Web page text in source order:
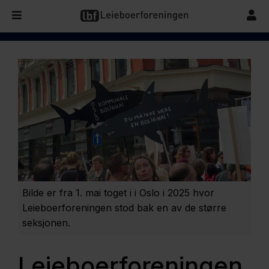
Bilde er fra 1. mai toget i i Oslo i 2025 hvor
Leieboerforeningen stod bak en av de større
seksjonen.